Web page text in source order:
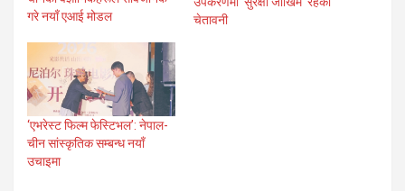
गरे नयाँ एआई मोडल
चेतावनी
‘एभरेस्ट फिल्म फेस्टिभल’: नेपाल-
चीन सांस्कृतिक सम्बन्ध नयाँ
उचाइमा